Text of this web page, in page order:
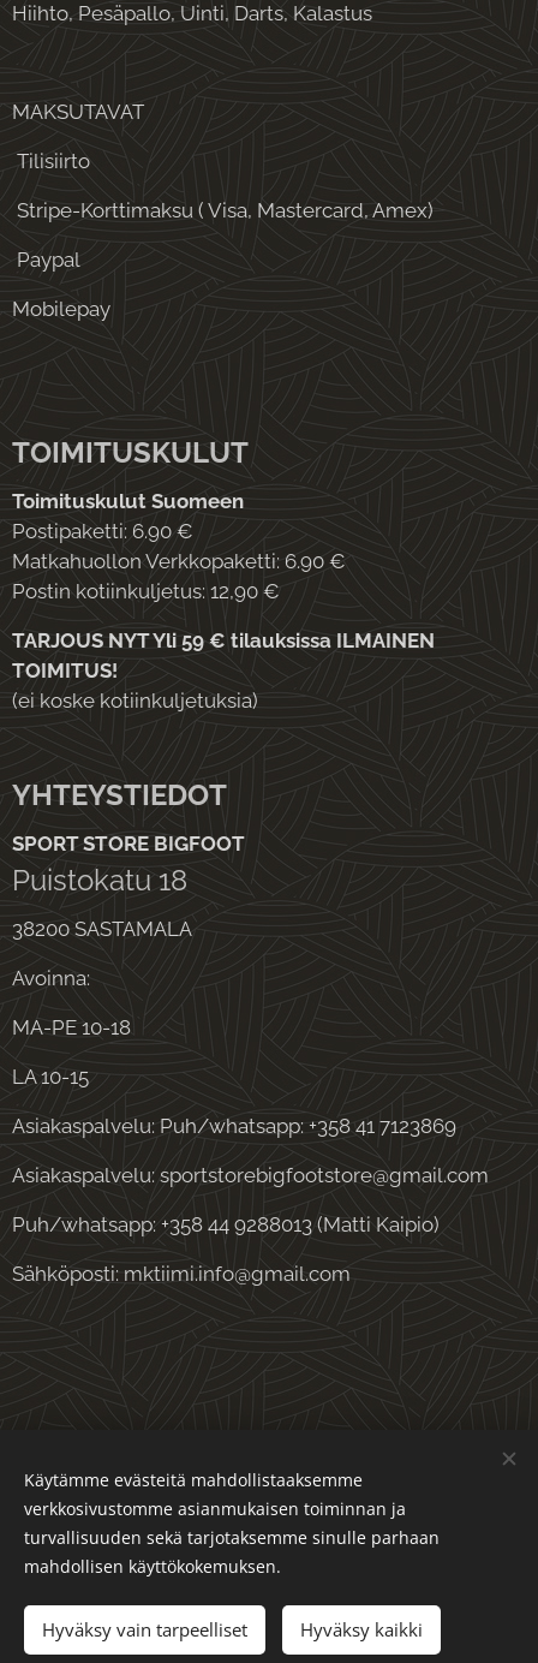
Lisää ostoskoriin
Hiihto, Pesäpallo, Uinti, Darts, Kalastus
MAKSUTAVAT
Tilisiirto
Stripe-Korttimaksu ( Visa, Mastercard, Amex)
Paypal
Mobilepay
TOIMITUSKULUT
Toimituskulut Suomeen
Postipaketti: 6.90 €
Matkahuollon Verkkopaketti: 6.90 €
Postin kotiinkuljetus: 12,90 €
TARJOUS NYT Yli 59 € tilauksissa ILMAINEN
TOIMITUS!
(ei koske kotiinkuljetuksia)
YHTEYSTIEDOT
SPORT STORE BIGFOOT
Puistokatu 18
38200 SASTAMALA
Avoinna:
MA-PE 10-18
LA 10-15
Asiakaspalvelu: Puh/whatsapp: +358 41 7123869
Asiakaspalvelu: sportstorebigfootstore@gmail.com
Puh/whatsapp: +358 44 9288013 (Matti Kaipio)
Sähköposti: mktiimi.info@gmail.com
Evästeet
Kielet
Suomi
English
Käytämme evästeitä mahdollistaaksemme
verkkosivustomme asianmukaisen toiminnan ja
turvallisuuden sekä tarjotaksemme sinulle parhaan
mahdollisen käyttökokemuksen.
Hyväksy vain tarpeelliset Hyväksy kaikki